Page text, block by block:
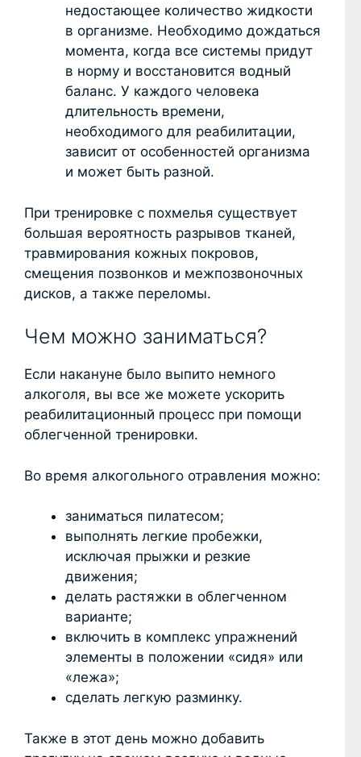
недостающее количество жидкости
в организме. Необходимо дождаться
момента, когда все системы придут
в норму и восстановится водный
баланс. У каждого человека
длительность времени,
необходимого для реабилитации,
зависит от особенностей организма
и может быть разной.
При тренировке с похмелья существует
большая вероятность разрывов тканей,
травмирования кожных покровов,
смещения позвонков и межпозвоночных
дисков, а также переломы.
Чем можно заниматься?
Если накануне было выпито немного
алкоголя, вы все же можете ускорить
реабилитационный процесс при помощи
облегченной тренировки.
Во время алкогольного отравления можно:
заниматься пилатесом;
выполнять легкие пробежки,
исключая прыжки и резкие
движения;
делать растяжки в облегченном
варианте;
включить в комплекс упражнений
элементы в положении «сидя» или
«лежа»;
сделать легкую разминку.
Также в этот день можно добавить